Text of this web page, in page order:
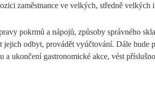
zaměstnance ve velkých, středně
pokrmů a nápojů, způsoby správného
odbyt, provádět vyúčtování. Dále
ukončení gastronomické akce, vést